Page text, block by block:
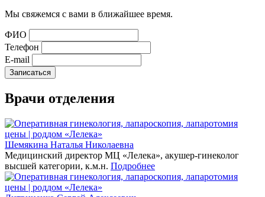
Мы свяжемся с вами в ближайшее время.
ФИО
Телефон
E-mail
Врачи отделения
Шемякина Наталья Николаевна
Медицинский директор МЦ «Лелека», акушер-гинеколог
высшей категории, к.м.н. Подробнее